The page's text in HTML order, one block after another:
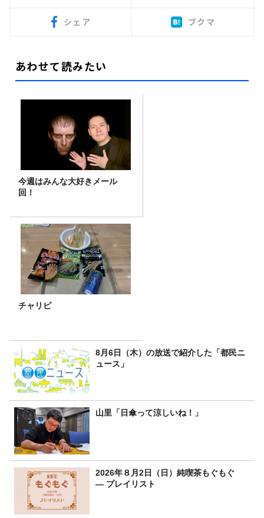
シェア ブクマ
あわせて読みたい
今週はみんな大好きメール
回！
チャリピ
8月6日（木）の放送で紹介した「都民ニ
ュース」
山里「日傘って涼しいね！」
2026年８月2日（日）純喫茶もぐもぐ
― プレイリスト